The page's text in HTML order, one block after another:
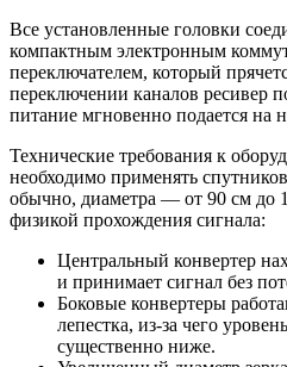
Все установленные головки
компактным электронным
переключателем, который
переключении каналов ресивер
питание мгновенно подается на
Технические требования к
необходимо применять
обычно, диаметра — от 90 см до
физикой прохождения сигнала:
Центральный конвертер
и принимает сигнал без
Боковые конвертеры
лепестка, из-за чего
существенно ниже.